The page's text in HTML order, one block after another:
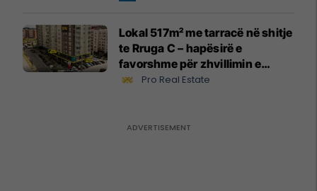
Lokal 517m² me tarracë në shitje
te Rruga C – hapësirë e
favorshme për zhvillimin e
biznesit #15796
Pro Real Estate